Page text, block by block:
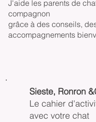
J'aide les parents de
compagnon
grâce à des conseils,
accompagnements
Sieste, Ronron
Le cahier
avec votre chat